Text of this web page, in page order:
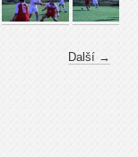
Další →